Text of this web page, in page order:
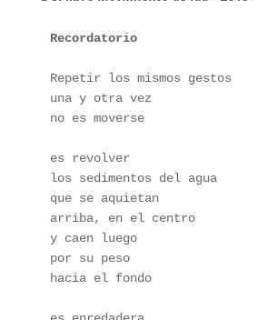
Recordatorio
Repetir los mismos gestos
una y otra vez
no es moverse
es revolver
los sedimentos del agua
que se aquietan
arriba, en el centro
y caen luego
por su peso
hacia el fondo